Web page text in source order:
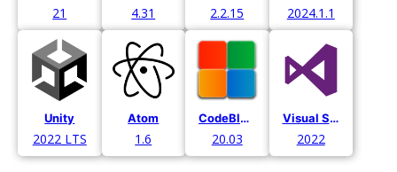
21 4.31 2.2.15 2024.1.1
Unity
2022 LTS
Atom
1.6
CodeBlocks
20.03
Visual Studio
2022